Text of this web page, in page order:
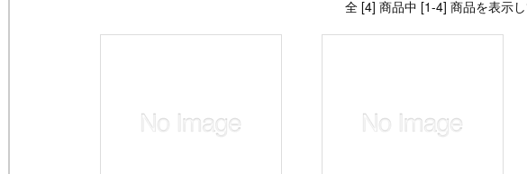
全 [4] 商品中 [1-4] 商品を表示